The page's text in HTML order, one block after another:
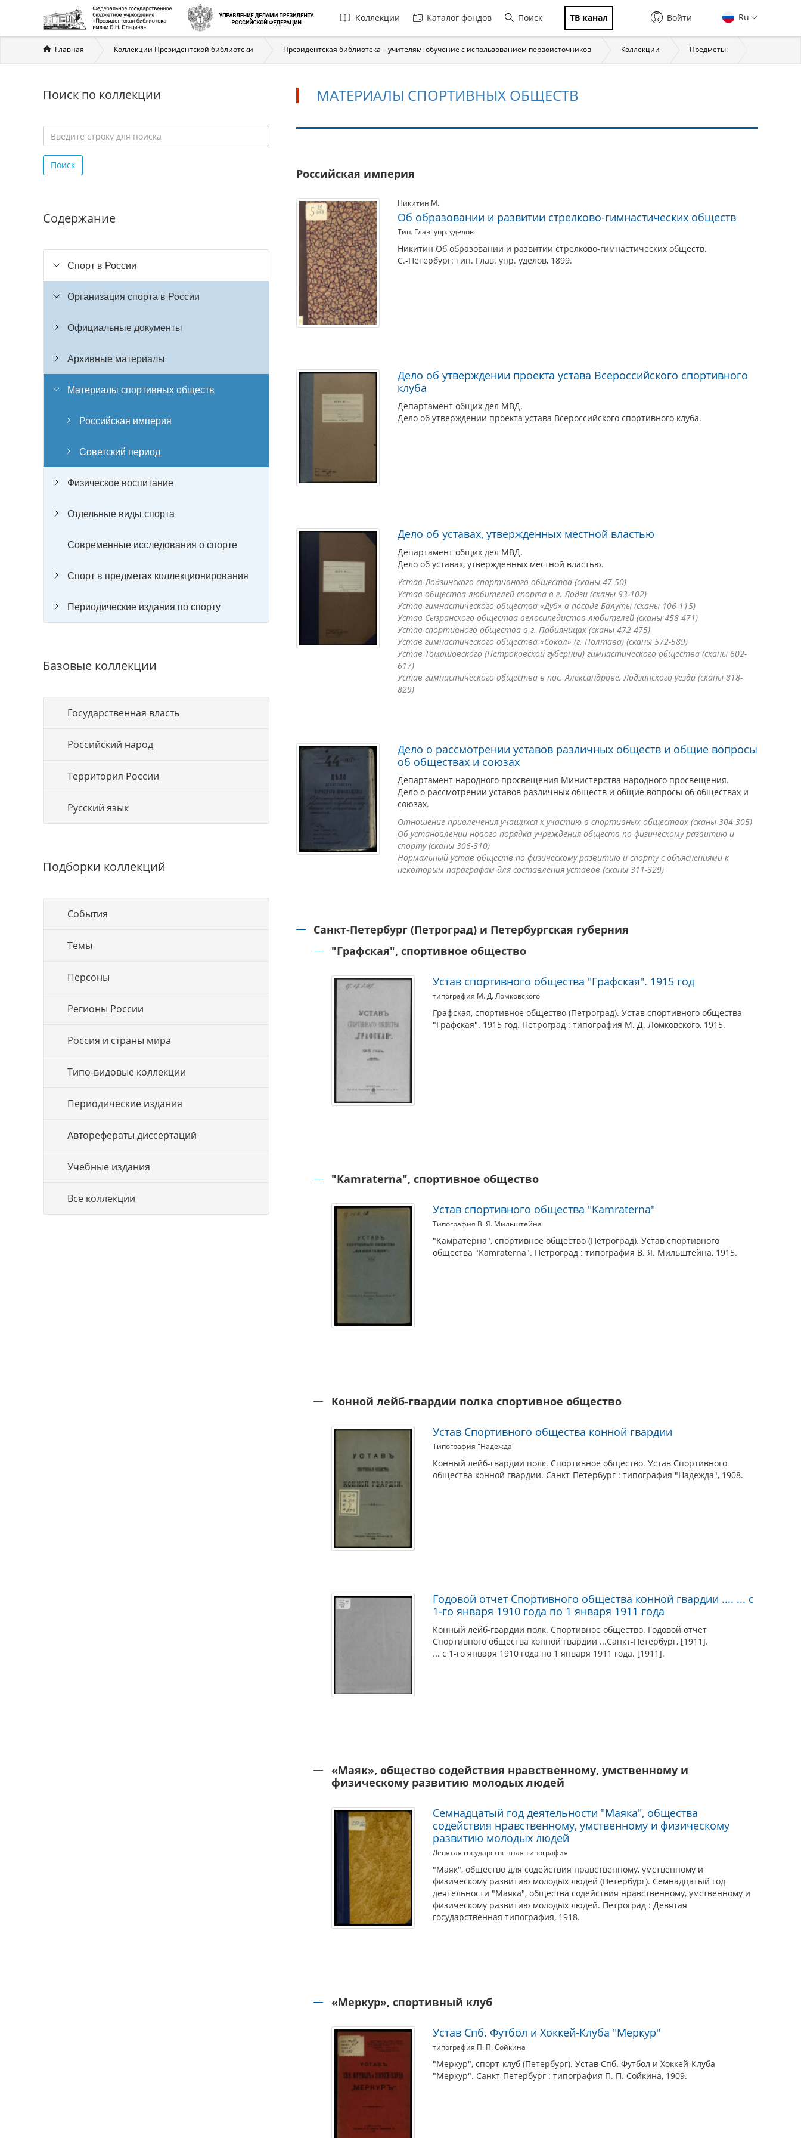
Главная
навигация
Коллекции Каталог фондов Поиск ТВ канал Ru
Войти
Вы
здесь
Главная Коллекции Президентской библиотеки Президентская библиотека – учителям: обучение с использованием первоисточников Коллекции Предметы:
Поиск по коллекции
строку
для
Поиск
Содержание
Спорт в России
Организация спорта в России
Официальные документы
Архивные материалы
Материалы спортивных обществ
Российская империя
Советский период
Физическое воспитание
Отдельные виды спорта
Современные исследования о спорте
Спорт в предметах коллекционирования
Периодические издания по спорту
Базовые коллекции
Государственная власть
Российский народ
Территория России
Русский язык
Подборки коллекций
События
Темы
Персоны
Регионы России
Россия и страны мира
Типо-видовые коллекции
Периодические издания
Авторефераты диссертаций
Учебные издания
Все коллекции
МАТЕРИАЛЫ СПОРТИВНЫХ ОБЩЕСТВ
спортивных
обществ
Российская империя
Никитин М.
Об образовании и развитии стрелково-гимнастических обществ
Тип. Глав. упр. уделов
Никитин Об образовании и развитии стрелково-гимнастических обществ.
С.-Петербург: тип. Глав. упр. уделов, 1899.
Дело об утверждении проекта устава Всероссийского спортивного
клуба
Департамент общих дел МВД.
Дело об утверждении проекта устава Всероссийского спортивного клуба.
Дело об уставах, утвержденных местной властью
Департамент общих дел МВД.
Дело об уставах, утвержденных местной властью.
Устав Лодзинского спортивного общества (сканы 47-50)
Устав общества любителей спорта в г. Лодзи (сканы 93-102)
Устав гимнастического общества «Дуб» в посаде Балуты (сканы 106-115)
Устав Сызранского общества велосипедистов-любителей (сканы 458-471)
Устав спортивного общества в г. Пабияницах (сканы 472-475)
Устав гимнастического общества «Сокол» (г. Полтава) (сканы 572-589)
Устав Томашовского (Петроковской губернии) гимнастического общества (сканы 602-
617)
Устав гимнастического общества в пос. Александрове, Лодзинского уезда (сканы 818-
829)
Дело о рассмотрении уставов различных обществ и общие вопросы
об обществах и союзах
Департамент народного просвещения Министерства народного просвещения.
Дело о рассмотрении уставов различных обществ и общие вопросы об обществах и
союзах.
Отношение привлечения учащихся к участию в спортивных обществах (сканы 304-305)
Об установлении нового порядка учреждения обществ по физическому развитию и
спорту (сканы 306-310)
Нормальный устав обществ по физическому развитию и спорту с объяснениями к
некоторым параграфам для составления уставов (сканы 311-329)
Санкт-Петербург (Петроград) и Петербургская губерния
"Графская", спортивное общество
Устав спортивного общества "Графская". 1915 год
типография М. Д. Ломковского
Графская, спортивное общество (Петроград). Устав спортивного общества
"Графская". 1915 год. Петроград : типография М. Д. Ломковского, 1915.
"Kamraterna", спортивное общество
Устав спортивного общества "Kamraterna"
Типография В. Я. Мильштейна
"Камратерна", спортивное общество (Петроград). Устав спортивного
общества "Kamraterna". Петроград : типография В. Я. Мильштейна, 1915.
Конной лейб-гвардии полка спортивное общество
Устав Спортивного общества конной гвардии
Типография "Надежда"
Конный лейб-гвардии полк. Спортивное общество. Устав Спортивного
общества конной гвардии. Санкт-Петербург : типография "Надежда", 1908.
Годовой отчет Спортивного общества конной гвардии .... ... с
1-го января 1910 года по 1 января 1911 года
Конный лейб-гвардии полк. Спортивное общество. Годовой отчет
Спортивного общества конной гвардии ...Санкт-Петербург, [1911].
... с 1-го января 1910 года по 1 января 1911 года. [1911].
«Маяк», общество содействия нравственному, умственному и
физическому развитию молодых людей
Семнадцатый год деятельности "Маяка", общества
содействия нравственному, умственному и физическому
развитию молодых людей
Девятая государственная типография
"Маяк", общество для содействия нравственному, умственному и
физическому развитию молодых людей (Петербург). Семнадцатый год
деятельности "Маяка", общества содействия нравственному, умственному и
физическому развитию молодых людей. Петроград : Девятая
государственная типография, 1918.
«Меркур», спортивный клуб
Устав Спб. Футбол и Хоккей-Клуба "Меркур"
типография П. П. Сойкина
"Меркур", спорт-клуб (Петербург). Устав Спб. Футбол и Хоккей-Клуба
"Меркур". Санкт-Петербург : типография П. П. Сойкина, 1909.